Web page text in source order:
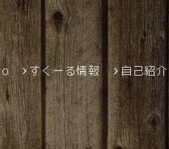
すくーる情報 自己紹介